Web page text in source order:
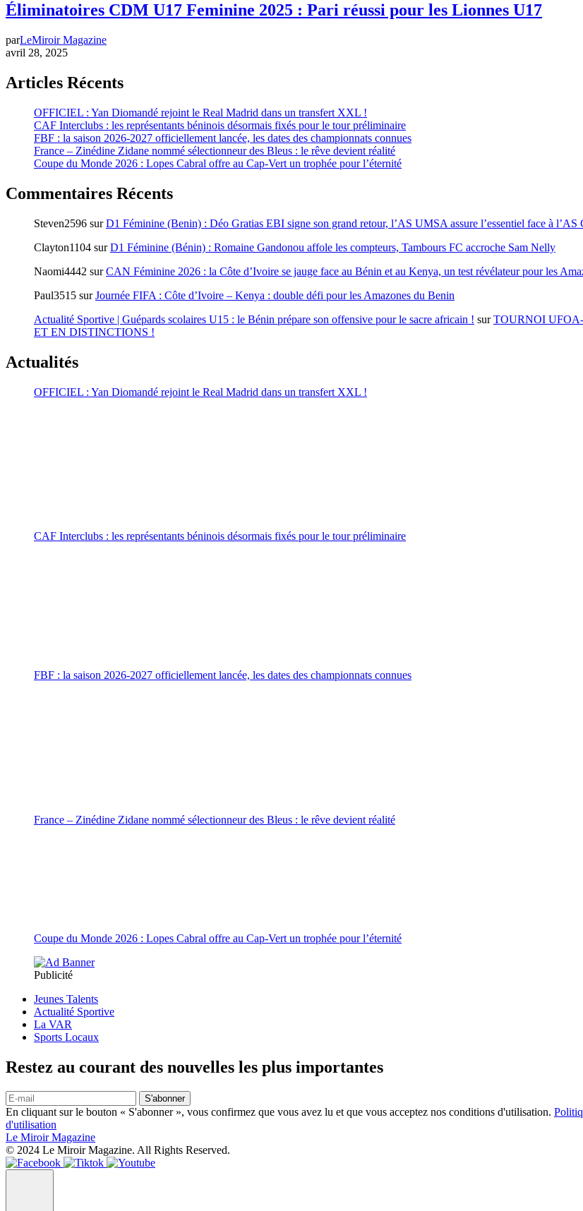
Éliminatoires CDM U17 Feminine 2025 : Pari réussi pour les Lionnes U17
parLeMiroir Magazine
avril 28, 2025
Articles Récents
OFFICIEL : Yan Diomandé rejoint le Real Madrid dans un transfert XXL !
CAF Interclubs : les représentants béninois désormais fixés pour le tour préliminaire
FBF : la saison 2026-2027 officiellement lancée, les dates des championnats connues
France – Zinédine Zidane nommé sélectionneur des Bleus : le rêve devient réalité
Coupe du Monde 2026 : Lopes Cabral offre au Cap-Vert un trophée pour l’éternité
Commentaires Récents
Steven2596 surD1 Féminine (Benin) : Déo Gratias EBI signe son grand retour, l’AS UMSA assure l’essentiel face à l’AS
Clayton1104 surD1 Féminine (Bénin) : Romaine Gandonou affole les compteurs, Tambours FC accroche Sam Nelly
Naomi4442 surCAN Féminine 2026 : la Côte d’Ivoire se jauge face au Bénin et au Kenya, un test révélateur pour les
Paul3515 surJournée FIFA : Côte d’Ivoire – Kenya : double défi pour les Amazones du Benin
Actualité Sportive | Guépards scolaires U15 : le Bénin prépare son offensive pour le sacre africain ! surTOURNOI
ET EN DISTINCTIONS !
Actualités
OFFICIEL : Yan Diomandé rejoint le Real Madrid dans un transfert XXL !
CAF Interclubs : les représentants béninois désormais fixés pour le tour préliminaire
FBF : la saison 2026-2027 officiellement lancée, les dates des championnats connues
France – Zinédine Zidane nommé sélectionneur des Bleus : le rêve devient réalité
Coupe du Monde 2026 : Lopes Cabral offre au Cap-Vert un trophée pour l’éternité
Publicité
Jeunes Talents
Actualité Sportive
La VAR
Sports Locaux
Restez au courant des nouvelles les plus importantes
S'abonner
En cliquant sur le bouton « S'abonner », vous confirmez que vous avez lu et que vous acceptez nos conditions d'utilisation.
d'utilisation
Le Miroir Magazine
© 2024 Le Miroir Magazine. All Rights Reserved.